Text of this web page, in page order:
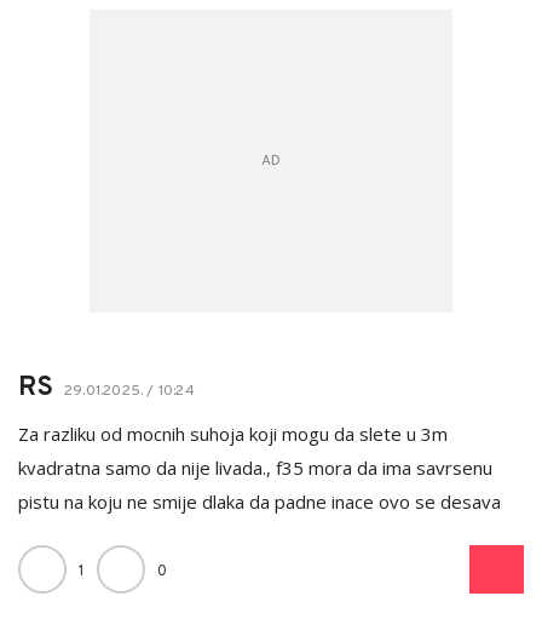
RS 29.01.2025. / 10:24
Za razliku od mocnih suhoja koji mogu da slete u 3m
kvadratna samo da nije livada., f35 mora da ima savrsenu
pistu na koju ne smije dlaka da padne inace ovo se desava
1 0